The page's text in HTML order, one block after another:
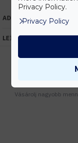
ADATOK
LEÍRÁS
Vásárolj nagyobb
Privacy Policy.
Privacy Policy